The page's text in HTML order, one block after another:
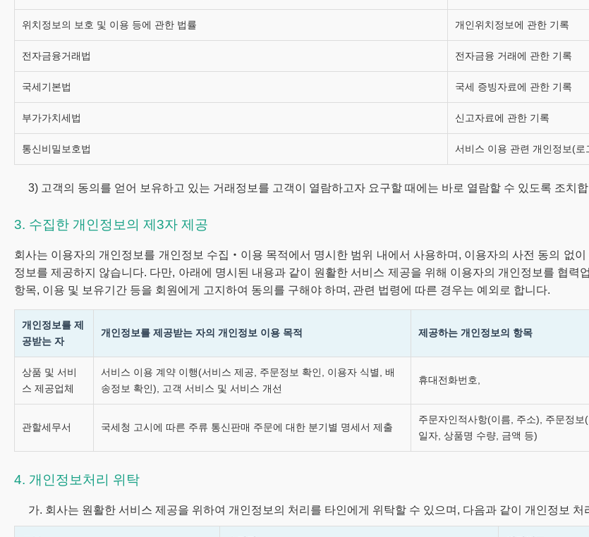
위치정보의 보호 및 이용 등에 관한 법률 개인위치정보에 관한 기록
전자금융거래법 전자금융 거래에 관한 기록
국세기본법 국세 증빙자료에 관한 기록
부가가치세법 신고자료에 관한 기록
통신비밀보호법 서비스 이용 관련 개인정보(로
3) 고객의 동의를 얻어 보유하고 있는 거래정보를 고객이 열람하고자 요구할 때에는 바로 열람할 수 있도록 조치
3. 수집한 개인정보의 제3자 제공
회사는 이용자의 개인정보를 개인정보 수집‧이용 목적에서 명시한 범위 내에서 사용하며, 이용자의 사전 동의 없
정보를 제공하지 않습니다. 다만, 아래에 명시된 내용과 같이 원활한 서비스 제공을 위해 이용자의 개인정보를 협
항목, 이용 및 보유기간 등을 회원에게 고지하여 동의를 구해야 하며, 관련 법령에 따른 경우는 예외로 합니다.
개인정보를 제
공받는 자
개인정보를 제공받는 자의 개인정보 이용 목적 제공하는 개인정보의 항목
상품 및 서비
스 제공업체
서비스 이용 계약 이행(서비스 제공, 주문정보 확인, 이용자 식별, 배
송정보 확인), 고객 서비스 및 서비스 개선
휴대전화번호,
관할세무서 국세청 고시에 따른 주류 통신판매 주문에 대한 분기별 명세서 제출
주문자인적사항(이름, 주소), 주문정보
일자, 상품명 수량, 금액 등)
4. 개인정보처리 위탁
가. 회사는 원활한 서비스 제공을 위하여 개인정보의 처리를 타인에게 위탁할 수 있으며, 다음과 같이 개인정보